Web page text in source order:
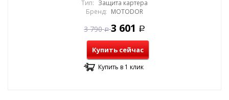
Тип: Защита картера
Бренд: MOTODOR
3 790 Р 3 601 Р
Купить сейчас
Купить в 1 клик